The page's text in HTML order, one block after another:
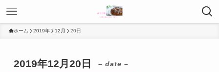
ホーム 2019年 12月 20日
2019年12月20日 – date –